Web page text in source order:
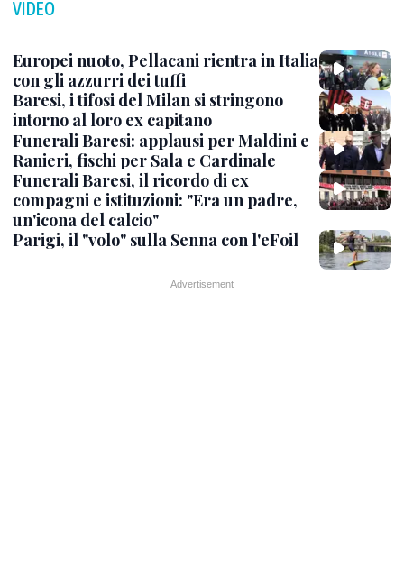
VIDEO
Europei nuoto, Pellacani rientra in Italia
con gli azzurri dei tuffi
Baresi, i tifosi del Milan si stringono
intorno al loro ex capitano
Funerali Baresi: applausi per Maldini e
Ranieri, fischi per Sala e Cardinale
Funerali Baresi, il ricordo di ex
compagni e istituzioni: "Era un padre,
un'icona del calcio"
Parigi, il "volo" sulla Senna con l'eFoil